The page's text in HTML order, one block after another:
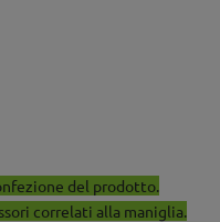
del prodotto.
correlati alla maniglia.